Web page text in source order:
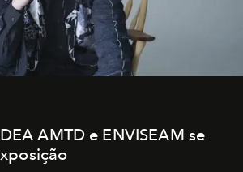
AMTD e ENVISEAM se